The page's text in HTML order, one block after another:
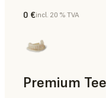
Poudre SLS
0 €incl. 20 % TVA